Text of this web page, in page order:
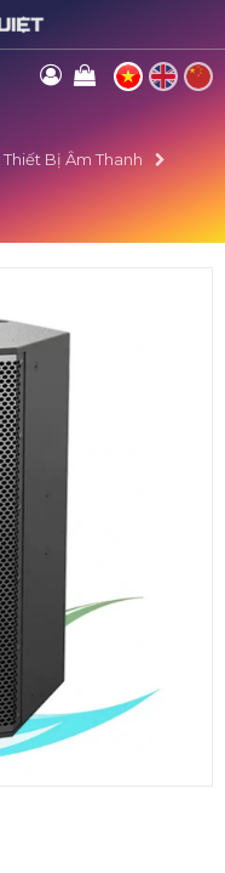
Thiết Bị Âm Thanh